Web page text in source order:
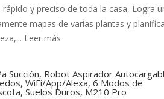
y preciso de toda la casa, Logra
mapas de varias plantas y
Leer más
Succión, Robot Aspirador
WiFi/App/Alexa, 6 Modos de
Suelos Duros, M210 Pro